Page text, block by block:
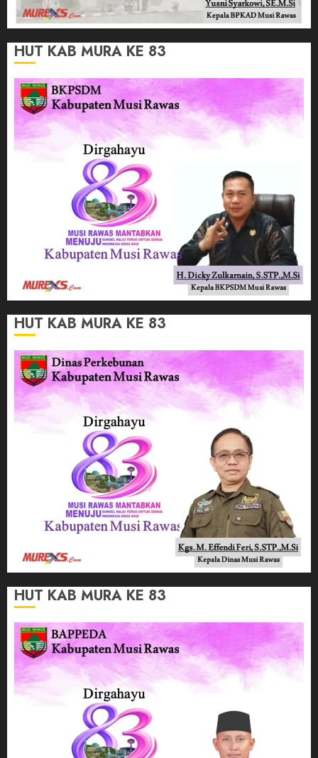
HUT KAB MURA KE 83
HUT KAB MURA KE 83
HUT KAB MURA KE 83